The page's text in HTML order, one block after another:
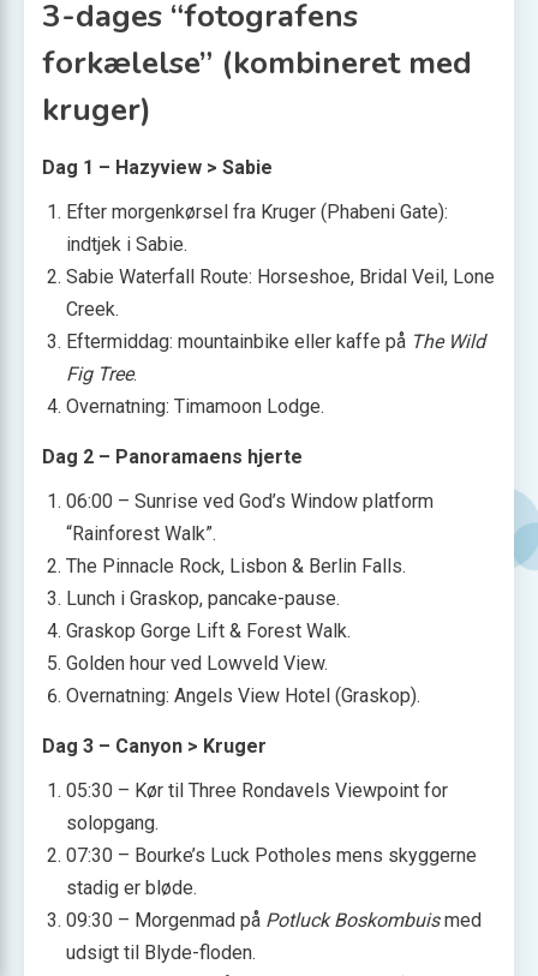
3-dages “fotografens
forkælelse” (kombineret med
kruger)
Dag 1 – Hazyview > Sabie
Efter morgenkørsel fra Kruger (Phabeni Gate):
indtjek i Sabie.
Sabie Waterfall Route: Horseshoe, Bridal Veil, Lone
Creek.
Eftermiddag: mountainbike eller kaffe på The Wild
Fig Tree.
Overnatning: Timamoon Lodge.
Dag 2 – Panoramaens hjerte
06:00 – Sunrise ved God’s Window platform
“Rainforest Walk”.
The Pinnacle Rock, Lisbon & Berlin Falls.
Lunch i Graskop, pancake-pause.
Graskop Gorge Lift & Forest Walk.
Golden hour ved Lowveld View.
Overnatning: Angels View Hotel (Graskop).
Dag 3 – Canyon > Kruger
05:30 – Kør til Three Rondavels Viewpoint for
solopgang.
07:30 – Bourke’s Luck Potholes mens skyggerne
stadig er bløde.
09:30 – Morgenmad på Potluck Boskombuismed
udsigt til Blyde-floden.